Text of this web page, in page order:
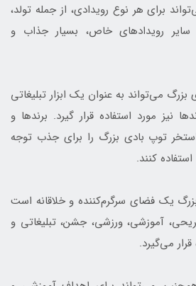
برای هر نوع رویدادی، از جمله تولد،
رویدادهای خاص، بسیار جذاب و
می‌تواند به عنوان یک ابزار تبلیغاتی
نیز مورد استفاده قرار گیرد. برندها و
توپ بادی بزرگ را برای جذب توجه
کنند.
یک فضای سرگرم‌کننده و خلاقانه است
آموزشی، ورزشی، جشن، تبلیغاتی و
می‌گیرد.